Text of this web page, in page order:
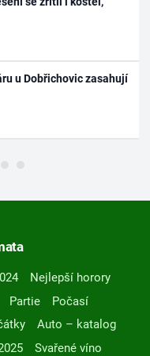
u Dobřichovic zasahují
Nejlepší horory
Partie
Počasí
Auto – katalog
Svařené víno